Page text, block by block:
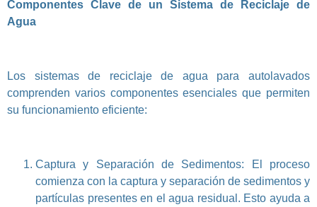
Componentes Clave de un Sistema de Reciclaje de
Agua
Los sistemas de reciclaje de agua para autolavados
comprenden varios componentes esenciales que permiten
su funcionamiento eficiente:
Captura y Separación de Sedimentos: El proceso
comienza con la captura y separación de sedimentos y
partículas presentes en el agua residual. Esto ayuda a